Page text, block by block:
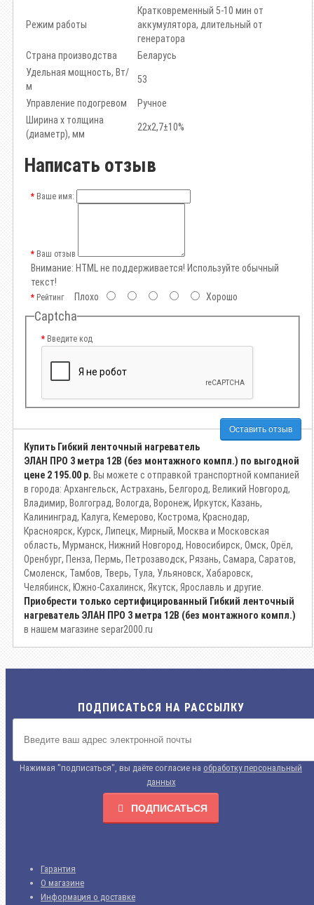
Режим работы
Кратковременный 5-10 мин от
аккумулятора, длительный от
генератора
Страна производства
Беларусь
Удельная мощность, Вт/
м
53
Управление подогревом
Ручное
Ширина х толщина
(диаметр), мм
22х2,7±10%
Написать отзыв
Ваше имя:
Ваш отзыв
Внимание: HTML не поддерживается! Используйте обычный
текст!
РейтингПлохо Хорошо
Captcha
Введите код
Оставить отзыв
Купить Гибкий ленточный нагреватель
ЭЛАН ПРО 3 метра 12В (без монтажного компл.) по выгодной
цене 2 195.00 р. Вы можете с отправкой транспортной компанией
в города: Архангельск, Астрахань, Белгород, Великий Новгород,
Владимир, Волгоград, Вологда, Воронеж, Иркутск, Казань,
Калининград, Калуга, Кемерово, Кострома, Краснодар,
Красноярск, Курск, Липецк, Мирный, Москва и Московская
область, Мурманск, Нижний Новгород, Новосибирск, Омск, Орёл,
Оренбург, Пенза, Пермь, Петрозаводск, Рязань, Самара, Саратов,
Смоленск, Тамбов, Тверь, Тула, Ульяновск, Хабаровск,
Челябинск, Южно-Сахалинск, Якутск, Ярославль и другие.
Приобрести только сертифицированный Гибкий ленточный
нагреватель ЭЛАН ПРО 3 метра 12В (без монтажного компл.)
в нашем магазине separ2000.ru
ПОДПИСАТЬСЯ НА РАССЫЛКУ
Нажимая "подписаться", вы даёте согласие на обработку персональный
данных
ПОДПИСАТЬСЯ
Гарантия
О магазине
Информация о доставке